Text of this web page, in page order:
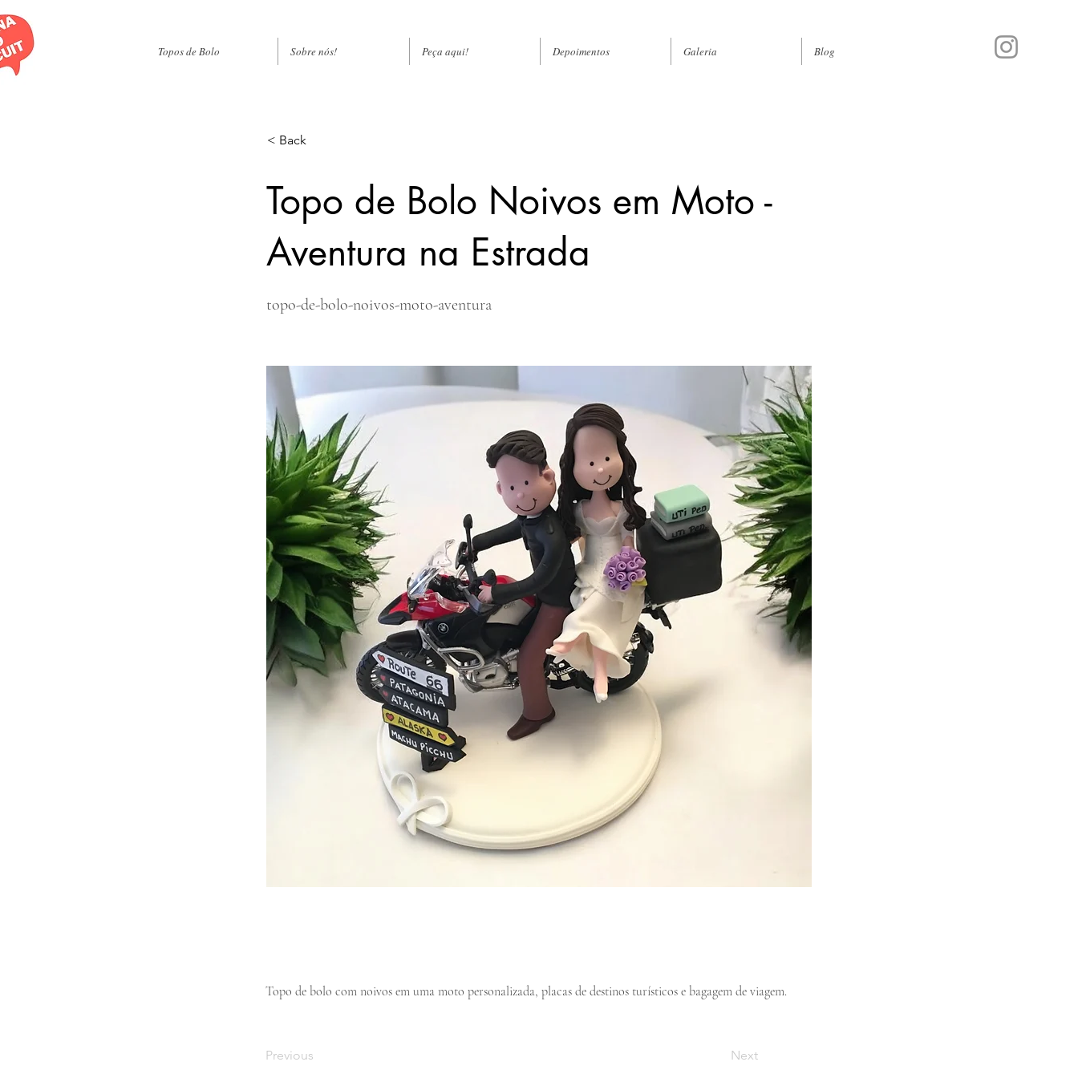
Topos de Bolo Sobre nós! Peça aqui! Depoimentos Galeria Blog
< Back
Topo de Bolo Noivos em Moto -
Aventura na Estrada
topo-de-bolo-noivos-moto-aventura
Topo de bolo com noivos em uma moto personalizada, placas de destinos turísticos e bagagem de viagem.
Previous Next